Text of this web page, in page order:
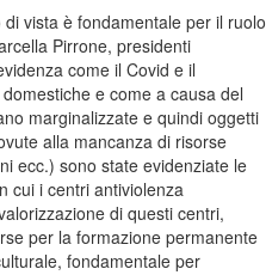
vista è fondamentale per il ruolo
Pirrone, presidenti
come il Covid e il
e come a causa del
marginalizzate e quindi oggetti
alla mancanza di risorse
ecc.) sono state evidenziate le
cui i centri antiviolenza
di questi centri,
per la formazione permanente
fondamentale per